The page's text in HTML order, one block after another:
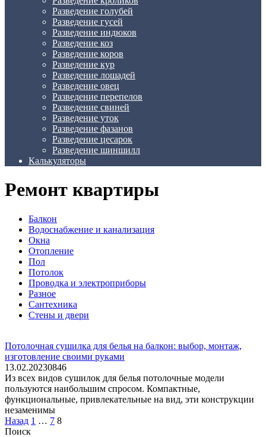
Разведение голубей
Разведение гусей
Разведение индюков
Разведение коз
Разведение коров
Разведение кур
Разведение лошадей
Разведение овец
Разведение перепелов
Разведение свиней
Разведение уток
Разведение фазанов
Разведение цесарок
Разведение шиншилл
Калькуляторы
Ремонт квартиры
Балкон
Водоснабжение и канализация
Окна
Отопление
Пол
Потолок
Проводка и электроприборы
Разное
Сантехника
Стены и двери
Потолочная сушилка для белья на балкон: выбор, монтаж,
изготовление своими руками
13.02.20230846
Из всех видов сушилок для белья потолочные модели
пользуются наибольшим спросом. Компактные,
функциональные, привлекательные на вид, эти конструкции
незаменимы
Пагинация
записей
Назад 1 … 7 8
Поиск